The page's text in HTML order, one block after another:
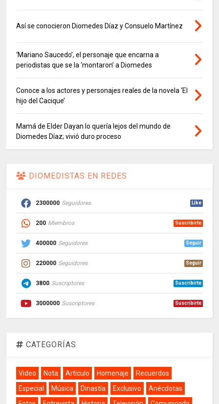
Así se conocieron Diomedes Díaz y Consuelo Martínez
‘Mariano Saucedo’, el personaje que encarna a
periodistas que se la ‘montaron’ a Diomedes
Conoce a los actores y personajes reales de la novela ‘El
hijo del Cacique’
Mamá de Elder Dayan lo quería lejos del mundo de
Diomedes Díaz; vivió duro proceso
DIOMEDISTAS EN REDES
2300000 Seguidores Like
200 Miembros Suscribirte
400000 Seguidores Seguir
220000 Seguidores Seguir
3800 Suscriptores Suscribirte
3000000 Suscriptores Suscribirte
CATEGORÍAS
Video Nota Artículo Homenaje
Recuerdos
Especial
Música Dinastía Exclusivo
Anécdotas